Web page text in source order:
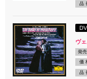
品
ヴ
発売
価
品